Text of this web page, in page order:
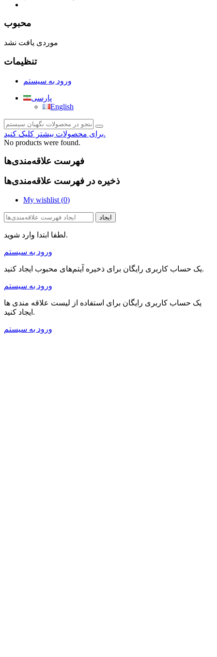
محبوب
موردی یافت نشد
تنظیمات
ورود به سیستم
پارسی
English
برای محصولات بیشتر کلیک کنید.
No products were found.
فهرست علاقه‌مندی‌ها
ذخیره در فهرست علاقه‌مندی‌ها
My wishlist (0)
ایجاد
لطفا ابتدا وارد شوید.
ورود به سیستم
یک حساب کاربری رایگان برای ذخیره آیتم‌های محبوب ایجاد کنید.
ورود به سیستم
یک حساب کاربری رایگان برای استفاده از لیست علاقه مندی ها
ایجاد کنید.
ورود به سیستم